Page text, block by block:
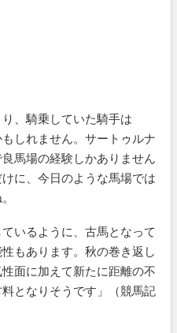
、騎乗していた騎手は
しれません。サートゥルナ
馬場の経験しかありません
に、今日のような馬場では
いるように、古馬となって
もあります。秋の巻き返し
面に加えて新たに距離の不
となりそうです」（競馬記